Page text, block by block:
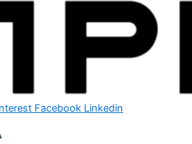
Facebook Linkedin